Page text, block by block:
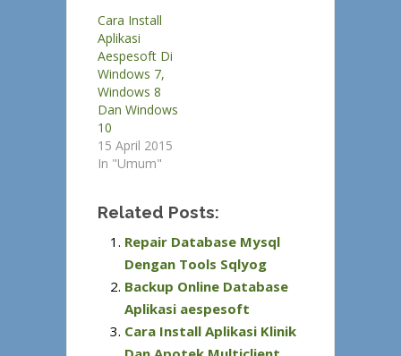
Cara Install
Aplikasi
Aespesoft Di
Windows 7,
Windows 8
Dan Windows
10
15 April 2015
In "Umum"
Related Posts:
Repair Database Mysql
Dengan Tools Sqlyog
Backup Online Database
Aplikasi aespesoft
Cara Install Aplikasi Klinik